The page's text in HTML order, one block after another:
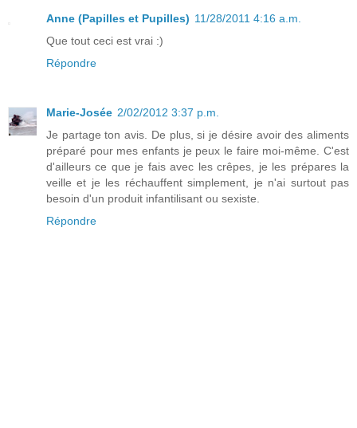
Anne (Papilles et Pupilles) 11/28/2011 4:16 a.m.
Que tout ceci est vrai :)
Répondre
Marie-Josée 2/02/2012 3:37 p.m.
Je partage ton avis. De plus, si je désire avoir des aliments
préparé pour mes enfants je peux le faire moi-même. C'est
d'ailleurs ce que je fais avec les crêpes, je les prépares la
veille et je les réchauffent simplement, je n'ai surtout pas
besoin d'un produit infantilisant ou sexiste.
Répondre